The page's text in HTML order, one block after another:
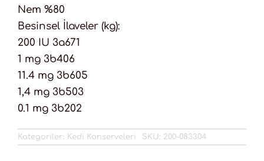
Nem %80
Besinsel İlaveler (kg):
200 IU 3a671
1 mg 3b406
11.4 mg 3b605
1,4 mg 3b503
0.1 mg 3b202
Kategoriler: Kedi Konserveleri SKU: 200-083304